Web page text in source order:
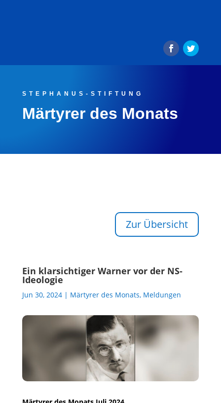
STEPHANUS-STIFTUNG
Märtyrer des Monats
Zur Übersicht
Ein klarsichtiger Warner vor der NS-
Ideologie
Jun 30, 2024| Märtyrer des Monats, Meldungen